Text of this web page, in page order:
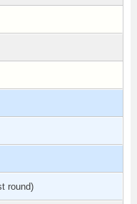
round)